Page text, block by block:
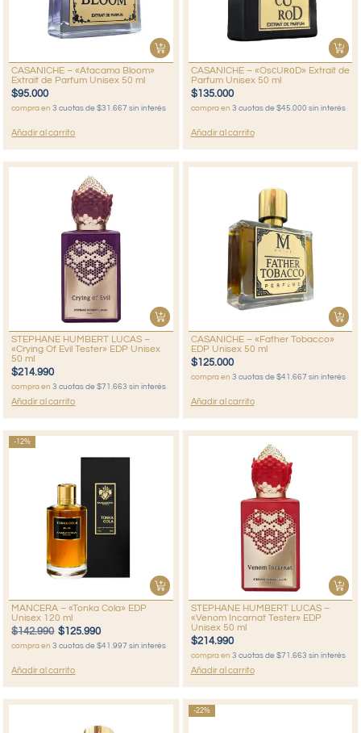
CASANICHE – «Atacama Bloom»
Extrait de Parfum Unisex 50 ml
$95.000
compra en3 cuotas de $31.667 sin interés
Añadir al carrito
CASANICHE – «OsᴄUʀᴏD» Extrait de
Parfum Unisex 50 ml
$135.000
compra en 3 cuotas de $45.000 sin interés
Añadir al carrito
STEPHANE HUMBERT LUCAS –
«Crying Of Evil Tester» EDP Unisex
50 ml
$214.990
compra en3 cuotas de $71.663 sin interés
Añadir al carrito
CASANICHE – «Father Tobacco»
EDP Unisex 50 ml
$125.000
compra en 3 cuotas de $41.667 sin interés
Añadir al carrito
-12%
MANCERA – «Tonka Cola» EDP
Unisex 120 ml
$142.990 $125.990
compra en3 cuotas de $41.997 sin interés
Añadir al carrito
STEPHANE HUMBERT LUCAS –
«Venom Incarnat Tester» EDP
Unisex 50 ml
$214.990
compra en 3 cuotas de $71.663 sin interés
Añadir al carrito
-22%